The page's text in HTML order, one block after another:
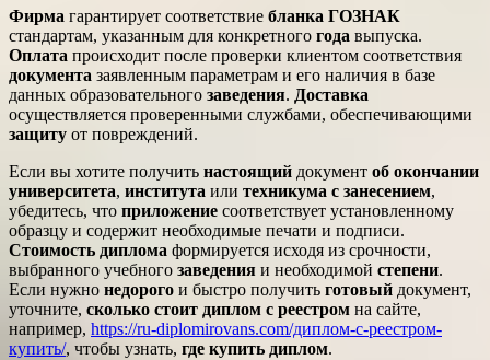
Фирма гарантирует соответствие бланка ГОЗНАК
стандартам, указанным для конкретного года выпуска.
Оплата происходит после проверки клиентом соответствия
документа заявленным параметрам и его наличия в базе
данных образовательного заведения. Доставка
осуществляется проверенными службами, обеспечивающими
защиту от повреждений.
Если вы хотите получить настоящий документ об окончании
университета, института или техникума с занесением,
убедитесь, что приложение соответствует установленному
образцу и содержит необходимые печати и подписи.
Стоимость диплома формируется исходя из срочности,
выбранного учебного заведения и необходимой степени.
Если нужно недорого и быстро получить готовый документ,
уточните, сколько стоит диплом с реестром на сайте,
например, https://ru-diplomirovans.com/диплом-с-реестром-
купить/, чтобы узнать, где купить диплом.